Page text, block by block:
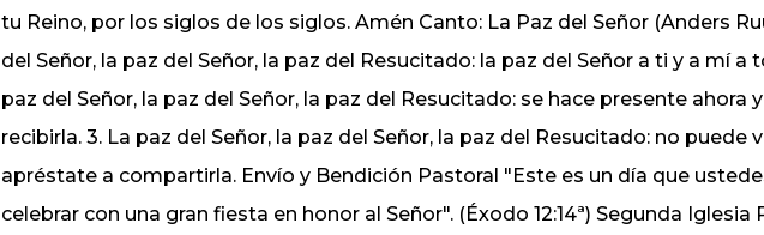
tu Reino, por los siglos de los siglos. Amén Canto: La Paz del Señor (Anders
del Señor, la paz del Señor, la paz del Resucitado: la paz del Señor a ti y a mí a
paz del Señor, la paz del Señor, la paz del Resucitado: se hace presente ahora
recibirla. 3. La paz del Señor, la paz del Señor, la paz del Resucitado: no puede
apréstate a compartirla. Envío y Bendición Pastoral "Este es un día que
celebrar con una gran fiesta en honor al Señor". (Éxodo 12:14ª) Segunda